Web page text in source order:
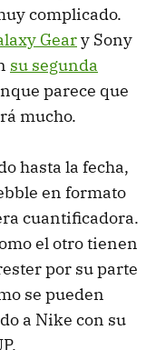
complicado.
Geary Sony
su segunda
parece que
mucho.
hasta la fecha,
en formato
cuantificadora.
el otro tienen
por su parte
se pueden
a Nike con su